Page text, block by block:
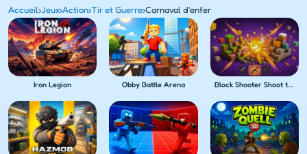
Accueil›Jeux›Action›Tir et Guerre›Carnaval d'enfer
Iron Legion Obby Battle Arena Block Shooter Shoot the Blocks!